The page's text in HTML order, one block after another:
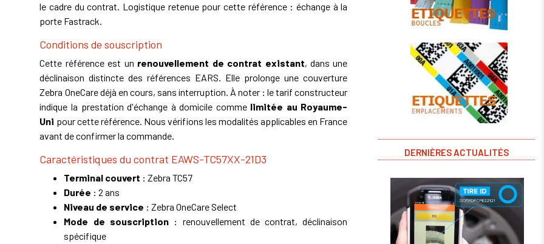
le cadre du contrat. Logistique retenue pour cette référence : échange à la
porte Fastrack.
Conditions de souscription
Cette référence est un renouvellement de contrat existant, dans une
déclinaison distincte des références EARS. Elle prolonge une couverture
Zebra OneCare déjà en cours, sans interruption. À noter : le tarif constructeur
indique la prestation d'échange à domicile comme limitée au Royaume-
Uni pour cette référence. Nous vérifions les modalités applicables en France
avant de confirmer la commande.
Caractéristiques du contrat EAWS-TC57XX-21D3
Terminal couvert : Zebra TC57
Durée : 2 ans
Niveau de service : Zebra OneCare Select
Mode de souscription : renouvellement de contrat, déclinaison
spécifique
DERNIÈRES ACTUALITÉS